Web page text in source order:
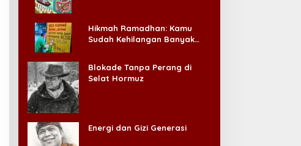
Hikmah Ramadhan: Kamu
Sudah Kehilangan Banyak
Blokade Tanpa Perang di
Selat Hormuz
Energi dan Gizi Generasi